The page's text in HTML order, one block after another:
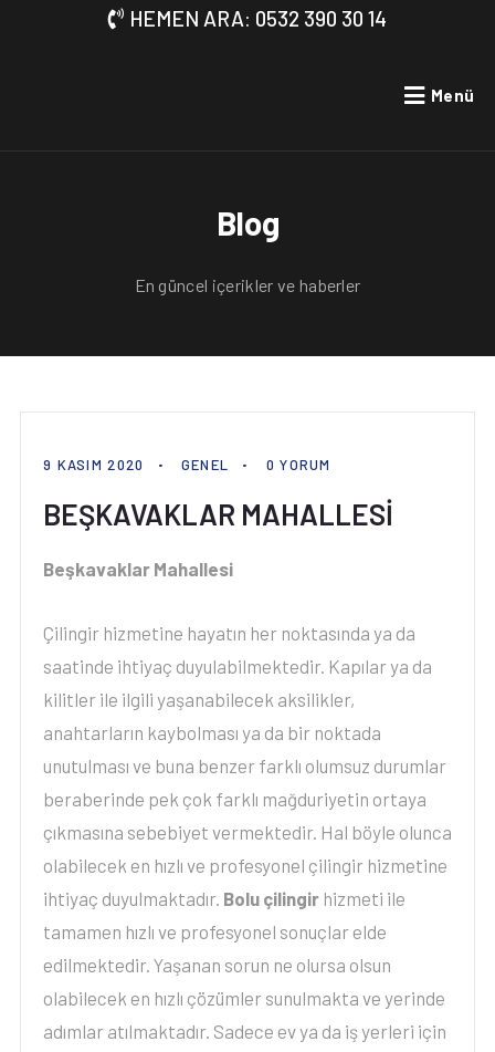
HEMEN ARA: 0532 390 30 14
Menü
Blog
En güncel içerikler ve haberler
9 KASIM 2020 GENEL 0 YORUM
BEŞKAVAKLAR MAHALLESİ
Beşkavaklar Mahallesi
Çilingir hizmetine hayatın her noktasında ya da
saatinde ihtiyaç duyulabilmektedir. Kapılar ya da
kilitler ile ilgili yaşanabilecek aksilikler,
anahtarların kaybolması ya da bir noktada
unutulması ve buna benzer farklı olumsuz durumlar
beraberinde pek çok farklı mağduriyetin ortaya
çıkmasına sebebiyet vermektedir. Hal böyle olunca
olabilecek en hızlı ve profesyonel çilingir hizmetine
ihtiyaç duyulmaktadır. Bolu çilingirhizmeti ile
tamamen hızlı ve profesyonel sonuçlar elde
edilmektedir. Yaşanan sorun ne olursa olsun
olabilecek en hızlı çözümler sunulmakta ve yerinde
adımlar atılmaktadır. Sadece ev ya da iş yerleri için